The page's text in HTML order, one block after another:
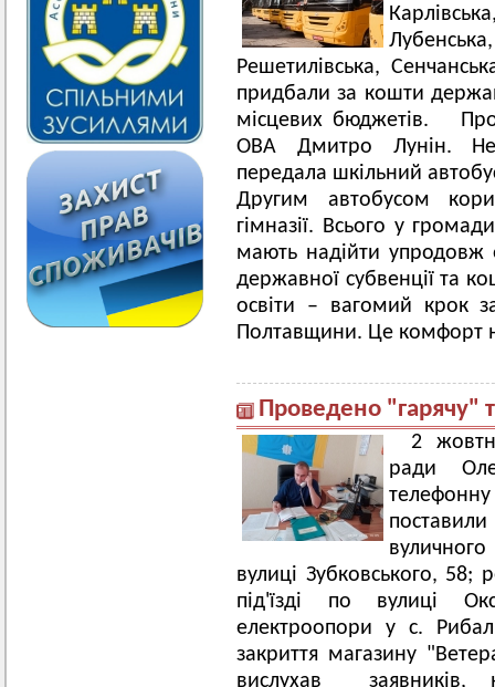
Решетилівська,
придбали за кошти
місцевих бюджетів. Про
ОВА Дмитро Лунін.
передала шкільний
Другим автобусом
гімназії. Всього у
мають надійти упродовж
державної субвенції та
освіти – вагомий крок
Полтавщини. Це комфорт
Проведено "гарячу"
2
ради
вулиці Зубковського,
під'їзді по вулиці
електроопори у с.
закриття магазину
вислухав заявників,